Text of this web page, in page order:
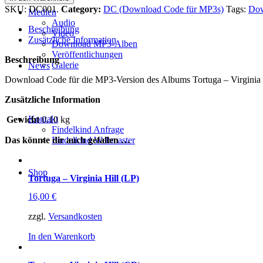
Medien
Audio
Video
Download MP3-Alben
Veröffentlichungen
Galerie
News
Kontakt
Findelkind Anfrage
Findelkind Webmaster
Shop
SKU:DC001. Category: DC (Download Code für MP3s) Tags:
Beschreibung
Zusätzliche Information
Beschreibung
Download Code für die MP3-Version des Albums Tortuga –
Zusätzliche Information
Gewicht 0.10 kg
Das könnte dir auch gefallen …
Tortuga – Virginia Hill (LP)
16,00 €
zzgl. Versandkosten
In den Warenkorb